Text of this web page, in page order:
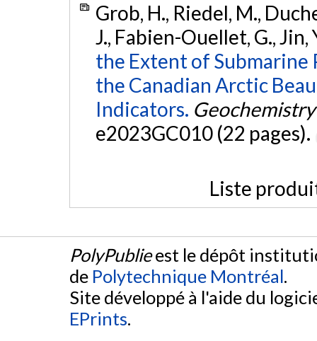
Grob, H., Riedel, M.,
J., Fabien-Ouellet, G., Jin,
the Extent of Submarine
the Canadian Arctic
Indicators.
e2023GC010 (22 pages).
Liste
PolyPublieest le dépôt
de Polytechnique Montréal.
Site développé à l'aide du
EPrints.